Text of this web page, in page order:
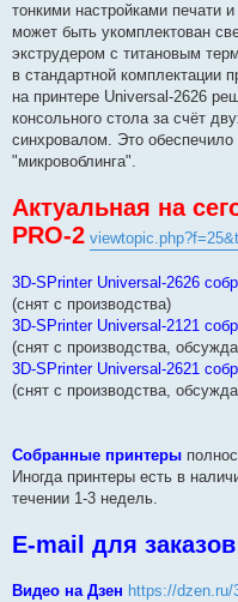
тонкими настройками печати
может быть укомплектован
экструдером с титановым
в стандартной комплектации
на принтере Universal-2626
консольного стола за счёт
синхровалом. Это обеспечило
"микровоблинга".
Актуальная на
PRO-2
3D-SPrinter Universal-2626
(снят с производства)
3D-SPrinter Universal-2121
(снят с производства,
3D-SPrinter Universal-2621
(снят с производства,
Собранные принтеры
Иногда принтеры есть в
течении 1-3 недель.
E-mail для заказов
Видео на Дзен https://dzen.ru/